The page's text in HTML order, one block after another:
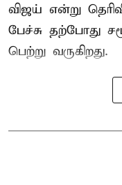
விஜய் என்று
பேச்சு தற்போது
பெற்று வருகிறது.